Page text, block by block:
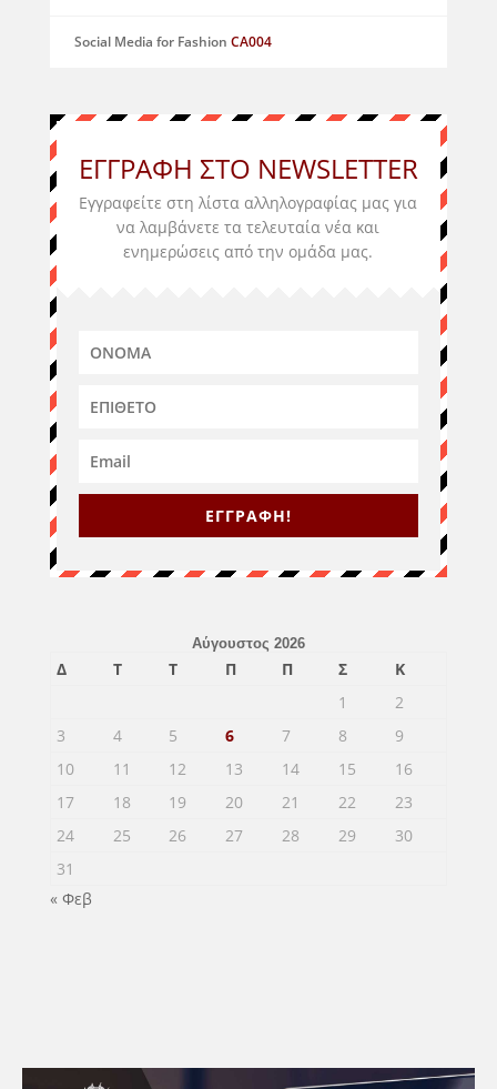
Social Media for Fashion CA004
ΕΓΓΡΑΦΗ ΣΤΟ NEWSLETTER
Εγγραφείτε στη λίστα αλληλογραφίας μας για
να λαμβάνετε τα τελευταία νέα και
ενημερώσεις από την ομάδα μας.
ΕΓΓΡΑΦΗ!
Αύγουστος 2026
Δ Τ Τ Π Π Σ
Κ
1
2
3
4 5 6 7 8
9
10
11 12 13 14 15
16
17
18 19 20 21 22
23
24
25 26 27 28 29
30
31
« Φεβ